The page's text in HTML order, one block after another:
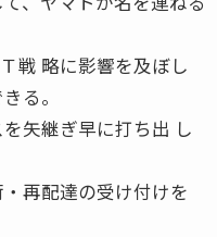
戦 略に影響を及ぼし
る。
矢継ぎ早に打ち出 し
再配達の受け付けを